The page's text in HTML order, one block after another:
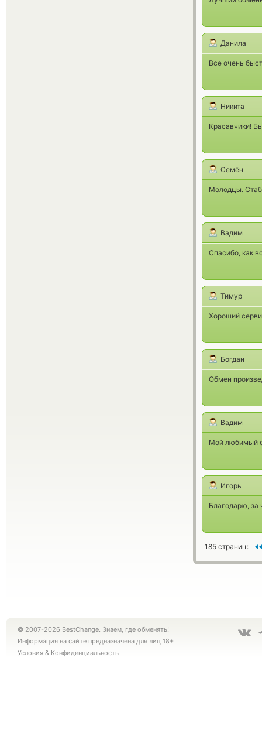
Данила
Все очень
Никита
Красавчики!
Семён
Молодцы.
Вадим
Спасибо, как
Тимур
Хороший
Богдан
Обмен
Вадим
Мой любимый
Игорь
Благодарю, за
185 страниц:
© 2007-2026 BestChange. Знаем, где обменять!
Информация на сайте предназначена для лиц 18+
Условия & Конфиденциальность